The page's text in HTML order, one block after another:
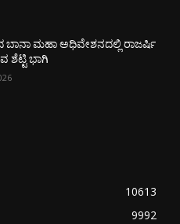
ಬಾನಾ ಮಹಾ ಅಧಿವೇಶನದಲ್ಲಿ ರಾಜರ್ಷಿ
ಶೆಟ್ಟಿ ಭಾಗಿ
10613
9992